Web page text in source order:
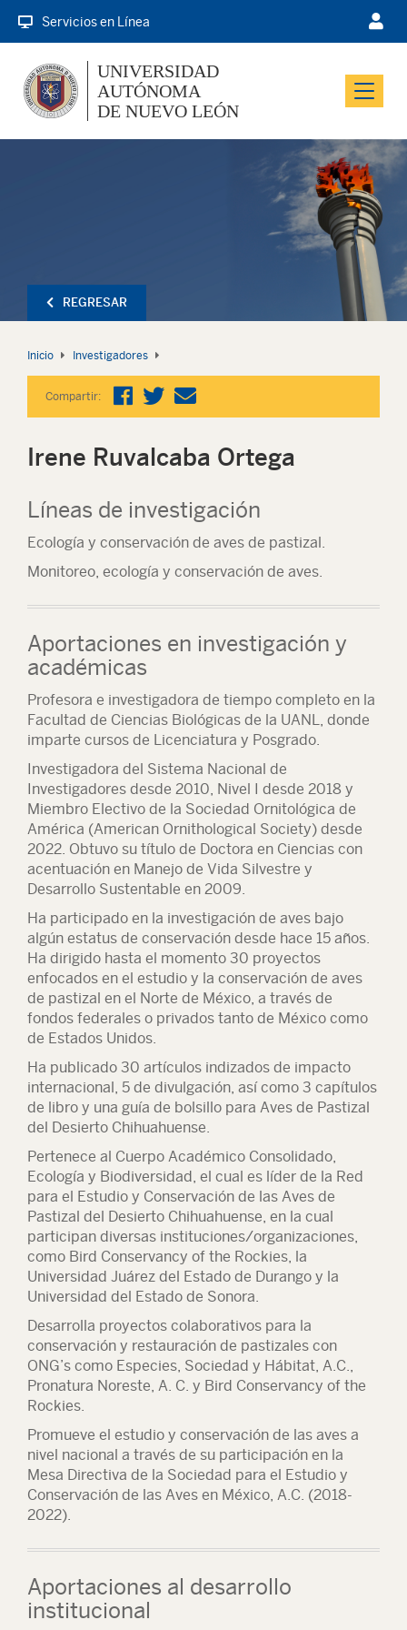
Servicios en Línea
Menu
UNIVERSIDAD
AUTÓNOMA
DE NUEVO LEÓN
REGRESAR
Inicio Investigadores
Compartir:
Irene Ruvalcaba Ortega
Líneas de investigación
Ecología y conservación de aves de pastizal.
Monitoreo, ecología y conservación de aves.
Aportaciones en investigación y
académicas
Profesora e investigadora de tiempo completo en la
Facultad de Ciencias Biológicas de la UANL, donde
imparte cursos de Licenciatura y Posgrado.
Investigadora del Sistema Nacional de
Investigadores desde 2010, Nivel I desde 2018 y
Miembro Electivo de la Sociedad Ornitológica de
América (American Ornithological Society) desde
2022. Obtuvo su título de Doctora en Ciencias con
acentuación en Manejo de Vida Silvestre y
Desarrollo Sustentable en 2009.
Ha participado en la investigación de aves bajo
algún estatus de conservación desde hace 15 años.
Ha dirigido hasta el momento 30 proyectos
enfocados en el estudio y la conservación de aves
de pastizal en el Norte de México, a través de
fondos federales o privados tanto de México como
de Estados Unidos.
Ha publicado 30 artículos indizados de impacto
internacional, 5 de divulgación, así como 3 capítulos
de libro y una guía de bolsillo para Aves de Pastizal
del Desierto Chihuahuense.
Pertenece al Cuerpo Académico Consolidado,
Ecología y Biodiversidad, el cual es líder de la Red
para el Estudio y Conservación de las Aves de
Pastizal del Desierto Chihuahuense, en la cual
participan diversas instituciones/organizaciones,
como Bird Conservancy of the Rockies, la
Universidad Juárez del Estado de Durango y la
Universidad del Estado de Sonora.
Desarrolla proyectos colaborativos para la
conservación y restauración de pastizales con
ONG’s como Especies, Sociedad y Hábitat, A.C.,
Pronatura Noreste, A. C. y Bird Conservancy of the
Rockies.
Promueve el estudio y conservación de las aves a
nivel nacional a través de su participación en la
Mesa Directiva de la Sociedad para el Estudio y
Conservación de las Aves en México, A.C. (2018-
2022).
Aportaciones al desarrollo
institucional